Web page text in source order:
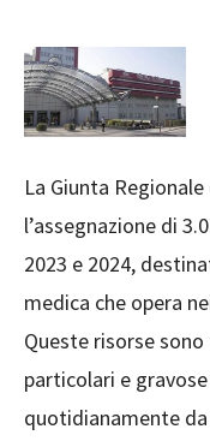
La Giunta
l’assegnazione di
2023 e 2024,
medica che opera
Queste risorse
particolari e
quotidianamente